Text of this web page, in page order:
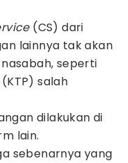
(CS) dari
lainnya tak akan
seperti
salah
dilakukan di
lain.
sebenarnya yang